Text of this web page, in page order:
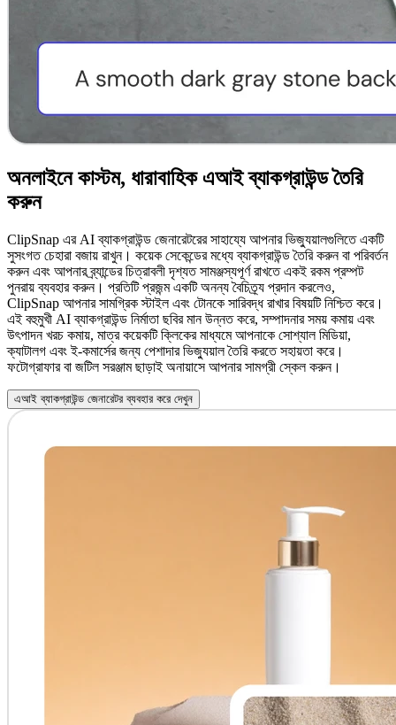
অনলাইনে কাস্টম, ধারাবাহিক এআই ব্যাকগ্রাউন্ড তৈরি
করুন
ClipSnap এর AI ব্যাকগ্রাউন্ড জেনারেটরের সাহায্যে আপনার ভিজ্যুয়ালগুলিতে একটি
সুসংগত চেহারা বজায় রাখুন। কয়েক সেকেন্ডের মধ্যে ব্যাকগ্রাউন্ড তৈরি করুন বা পরিবর্তন
করুন এবং আপনার ব্র্যান্ডের চিত্রাবলী দৃশ্যত সামঞ্জস্যপূর্ণ রাখতে একই রকম প্রম্পট
পুনরায় ব্যবহার করুন। প্রতিটি প্রজন্ম একটি অনন্য বৈচিত্র্য প্রদান করলেও,
ClipSnap আপনার সামগ্রিক স্টাইল এবং টোনকে সারিবদ্ধ রাখার বিষয়টি নিশ্চিত করে।
এই বহুমুখী AI ব্যাকগ্রাউন্ড নির্মাতা ছবির মান উন্নত করে, সম্পাদনার সময় কমায় এবং
উৎপাদন খরচ কমায়, মাত্র কয়েকটি ক্লিকের মাধ্যমে আপনাকে সোশ্যাল মিডিয়া,
ক্যাটালগ এবং ই-কমার্সের জন্য পেশাদার ভিজ্যুয়াল তৈরি করতে সহায়তা করে।
ফটোগ্রাফার বা জটিল সরঞ্জাম ছাড়াই অনায়াসে আপনার সামগ্রী স্কেল করুন।
এআই ব্যাকগ্রাউন্ড জেনারেটর ব্যবহার করে দেখুন